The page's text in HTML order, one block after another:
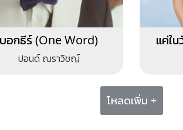
บอกธีร์ (One Word)
ปอนด์ ณราวิชญ์
แค่ใ
โหลดเพิ่ม +